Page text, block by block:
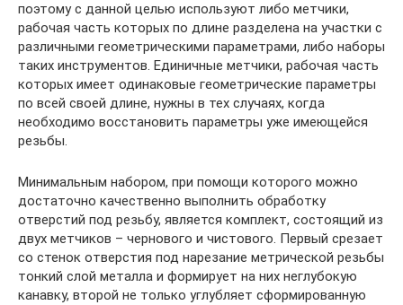
поэтому с данной целью используют либо метчики,
рабочая часть которых по длине разделена на участки с
различными геометрическими параметрами, либо наборы
таких инструментов. Единичные метчики, рабочая часть
которых имеет одинаковые геометрические параметры
по всей своей длине, нужны в тех случаях, когда
необходимо восстановить параметры уже имеющейся
резьбы.
Минимальным набором, при помощи которого можно
достаточно качественно выполнить обработку
отверстий под резьбу, является комплект, состоящий из
двух метчиков – чернового и чистового. Первый срезает
со стенок отверстия под нарезание метрической резьбы
тонкий слой металла и формирует на них неглубокую
канавку, второй не только углубляет сформированную